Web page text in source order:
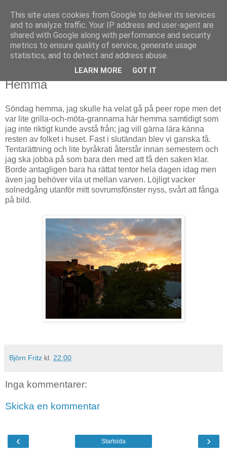
Björn Fritz
vad än som faller mig in
söndag, juni 14, 2015
Hemma
Söndag hemma, jag skulle ha velat gå på peer rope men det
var lite grilla-och-möta-grannarna här hemma samtidigt som
jag inte riktigt kunde avstå från; jag vill gärna lära känna
resten av folket i huset. Fast i slutändan blev vi ganska få.
Tentarättning och lite byråkrati återstår innan semestern och
jag ska jobba på som bara den med att få den saken klar.
Borde antagligen bara ha rättat tentor hela dagen idag men
även jag behöver vila ut mellan varven. Löjligt vacker
solnedgång utanför mitt sovrumsfönster nyss, svårt att fånga
på bild.
Björn Fritz kl. 22:00
Inga kommentarer:
Skicka en kommentar
‹ ›
Startsida
This site uses cookies from Google to deliver its services
and to analyze traffic. Your IP address and user-agent are
shared with Google along with performance and security
metrics to ensure quality of service, generate usage
statistics, and to detect and address abuse.
LEARN MORE GOT IT